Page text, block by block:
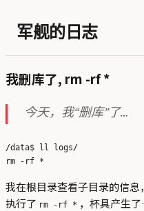
军舰的日志
我删库了, rm -rf *
今天，我“删库”了…
/data$ ll logs/
我在根目录查看子目录的信
执行了 rm -rf * ，杯具产生